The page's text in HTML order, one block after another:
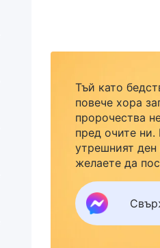
Тъй като
повече хора
пророчества
пред очите
утрешният ден
желаете да
семейството
закрила,
към нашата